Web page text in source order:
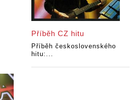
Příběh CZ hitu
Příběh československého
hitu:...